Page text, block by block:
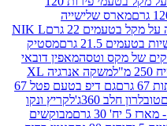
שלישייה
22 גרם
NIK L
מסטיק
וטסהמאפין דובאי
משקה אנרגיה XL
גם דיפ בטעם פטל 67
לקריץ ונקו
מבוקשים